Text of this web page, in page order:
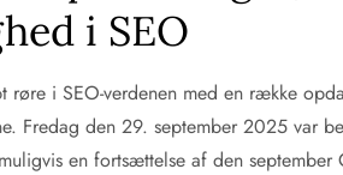
i SEO
røre i SEO-verdenen med en række
Fredag den 29. september 2025 var
en fortsættelse af den september